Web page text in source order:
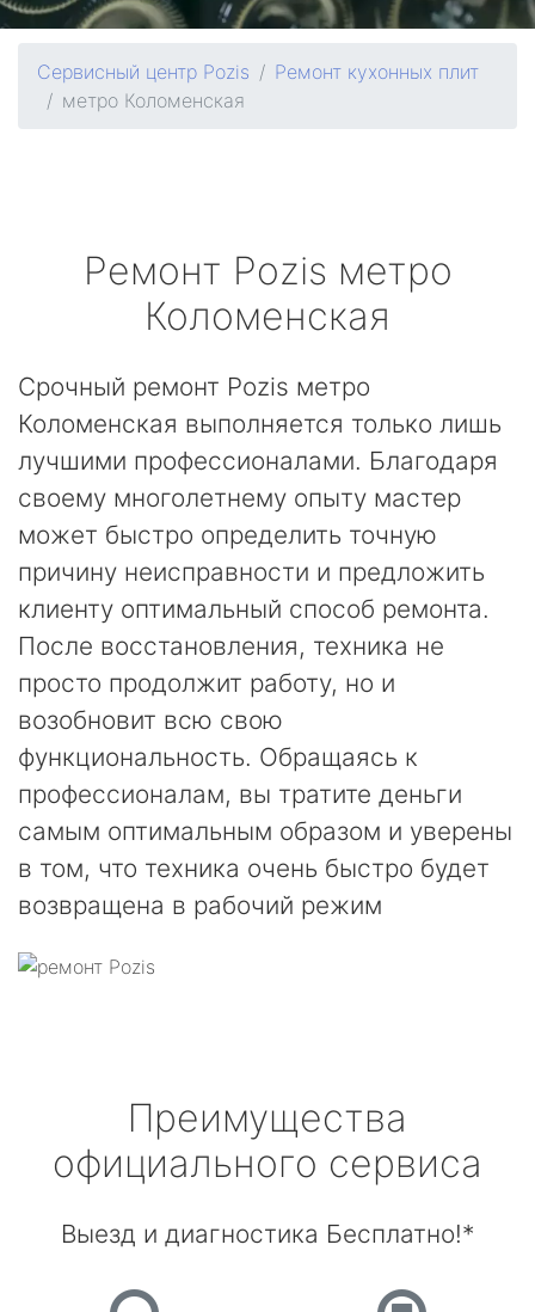
Сервисный центр Pozis
Ремонт кухонных плит
метро Коломенская
Ремонт Pozis метро
Коломенская
Срочный ремонт Pozis метро
Коломенская выполняется только лишь
лучшими профессионалами. Благодаря
своему многолетнему опыту мастер
может быстро определить точную
причину неисправности и предложить
клиенту оптимальный способ ремонта.
После восстановления, техника не
просто продолжит работу, но и
возобновит всю свою
функциональность. Обращаясь к
профессионалам, вы тратите деньги
самым оптимальным образом и уверены
в том, что техника очень быстро будет
возвращена в рабочий режим
Преимущества
официального сервиса
Выезд и диагностика Бесплатно!*